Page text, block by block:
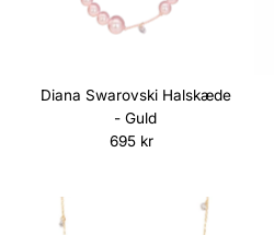
Diana Swarovski Halskæde
- Guld
Normalpris
695 kr